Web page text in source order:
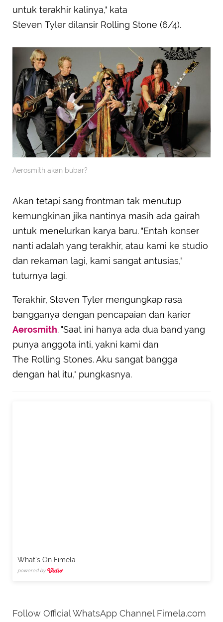
untuk terakhir kalinya," kata
Steven Tyler dilansir Rolling Stone (6/4).
Aerosmith akan bubar?
Akan tetapi sang frontman tak menutup
kemungkinan jika nantinya masih ada gairah
untuk menelurkan karya baru. "Entah konser
nanti adalah yang terakhir, atau kami ke studio
dan rekaman lagi, kami sangat antusias,"
tuturnya lagi.
Terakhir, Steven Tyler mengungkap rasa
bangganya dengan pencapaian dan karier
Aerosmith. "Saat ini hanya ada dua band yang
punya anggota inti, yakni kami dan
The Rolling Stones. Aku sangat bangga
dengan hal itu," pungkasnya.
What's On Fimela
powered by
Follow Official WhatsApp Channel Fimela.com